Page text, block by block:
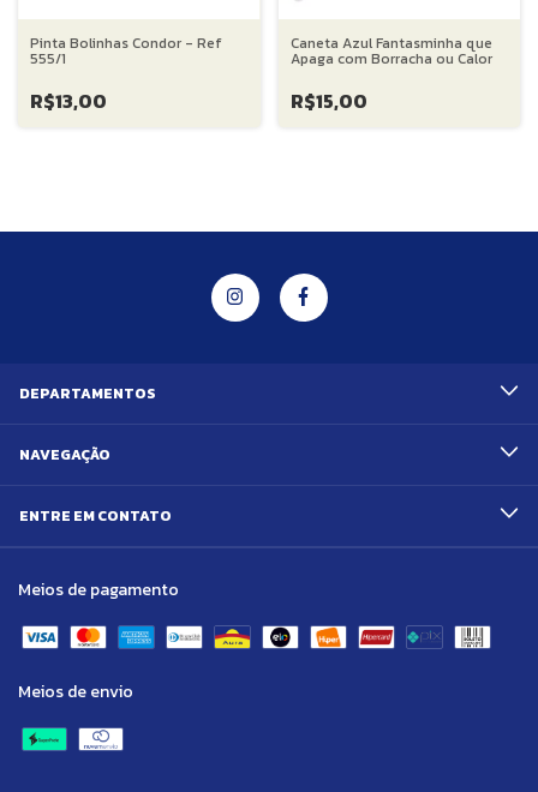
Pinta Bolinhas Condor - Ref
555/1
R$13,00
Caneta Azul Fantasminha que
Apaga com Borracha ou Calor
R$15,00
DEPARTAMENTOS
NAVEGAÇÃO
ENTRE EM CONTATO
Meios de pagamento
Meios de envio